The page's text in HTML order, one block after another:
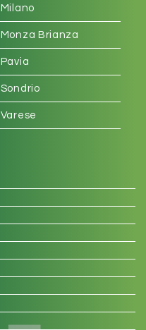
Milano
Monza Brianza
Pavia
Sondrio
Varese